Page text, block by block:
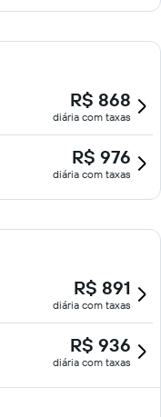
R$ 868
diária com taxas
R$ 976
diária com taxas
R$ 891
diária com taxas
R$ 936
diária com taxas